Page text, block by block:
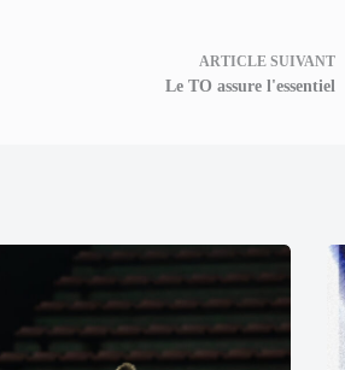
ARTICLESUIVANT
Le TO assure l'essentiel